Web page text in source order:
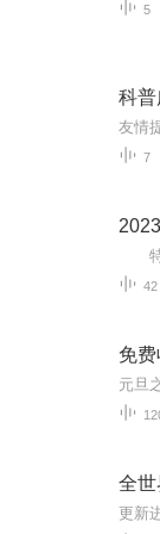
5
科普
7
42
全